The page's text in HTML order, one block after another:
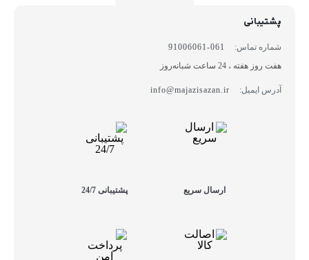
پشتیبانی
شماره تماس:
061-91006061
هفت روز هفته ، 24 ساعت شبانه‌روز
آدرس ایمیل: info@majazisazan.ir
ارسال سریع پشتیبانی 24/7